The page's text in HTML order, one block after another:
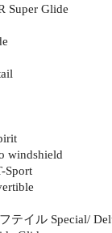
Super Glide
windshield
Sport
テイル Special/